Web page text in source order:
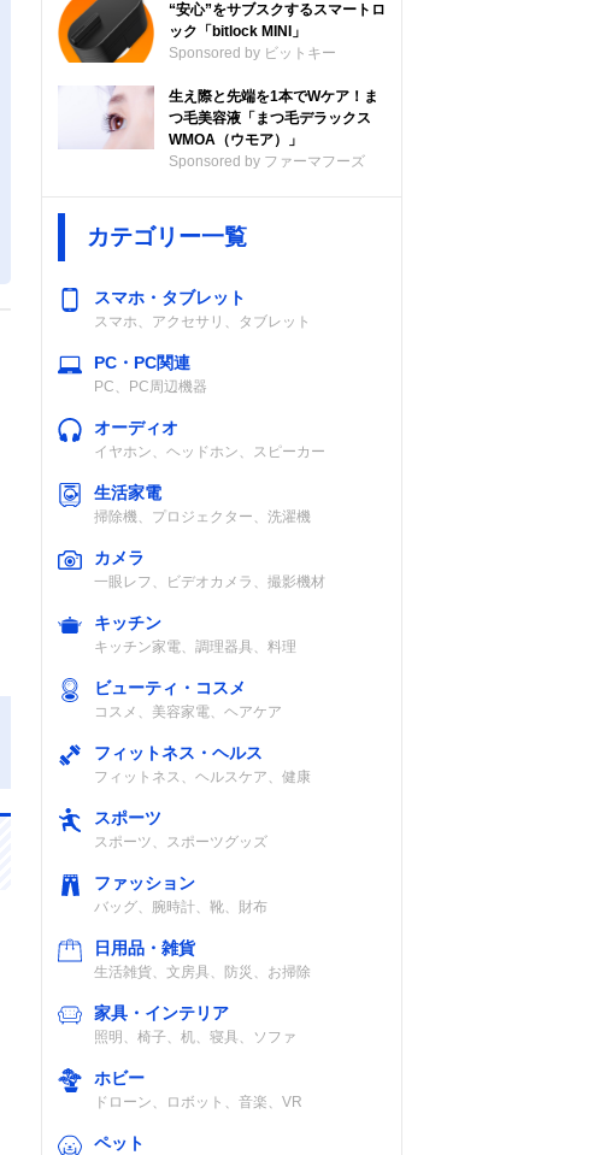
“安心”をサブスクするスマートロ
ック「bitlock MINI」
Sponsored by ビットキー
生え際と先端を1本でWケア！ま
つ毛美容液「まつ毛デラックス
WMOA（ウモア）」
Sponsored by ファーマフーズ
カテゴリー一覧
スマホ・タブレット
スマホ、アクセサリ、タブレット
PC・PC関連
PC、PC周辺機器
オーディオ
イヤホン、ヘッドホン、スピーカー
生活家電
掃除機、プロジェクター、洗濯機
カメラ
一眼レフ、ビデオカメラ、撮影機材
キッチン
キッチン家電、調理器具、料理
ビューティ・コスメ
コスメ、美容家電、ヘアケア
フィットネス・ヘルス
フィットネス、ヘルスケア、健康
スポーツ
スポーツ、スポーツグッズ
ファッション
バッグ、腕時計、靴、財布
日用品・雑貨
生活雑貨、文房具、防災、お掃除
家具・インテリア
照明、椅子、机、寝具、ソファ
ホビー
ドローン、ロボット、音楽、VR
ペット